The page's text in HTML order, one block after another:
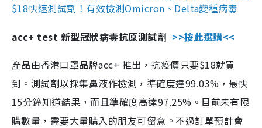
$18快速測試劑！有效檢測Omicron、Delta變種病毒
acc+ test 新型冠狀病毒抗原測試劑 >>按此選購<<
產品由香港口罩品牌acc+ 推出，抗疫價只要$18就買
到。測試劑以採集鼻液作檢測，準確度達99.03%，最快
15分鐘知道結果，而且準確度高達97.25%。目前未有限
購數量，需要大量購入的朋友可留意。不過訂單預計會